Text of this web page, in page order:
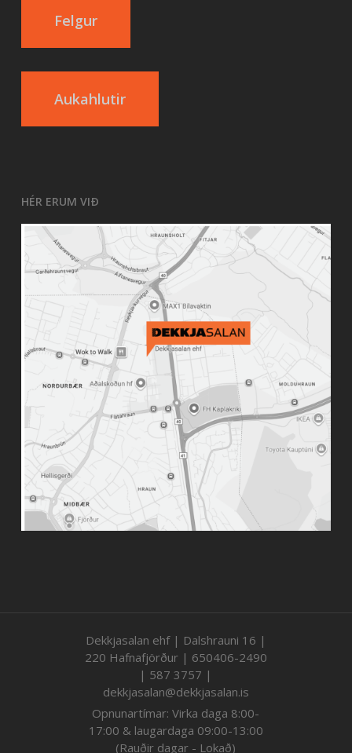
Felgur
Aukahlutir
HÉR ERUM VIÐ
Dekkjasalan ehf | Dalshrauni 16 |
220 Hafnafjörður | 650406-2490
| 587 3757 |
dekkjasalan@dekkjasalan.is
Opnunartímar: Virka daga 8:00-
17:00 & laugardaga 09:00-13:00
(Rauðir dagar - Lokað)